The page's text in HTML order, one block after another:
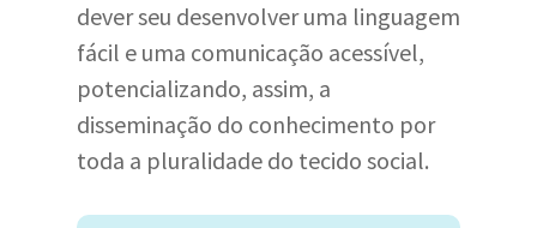
dever seu desenvolver uma linguagem
fácil e uma comunicação acessível,
potencializando, assim, a
disseminação do conhecimento por
toda a pluralidade do tecido social.